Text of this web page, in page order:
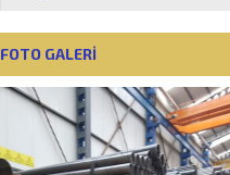
FOTO GALERİ